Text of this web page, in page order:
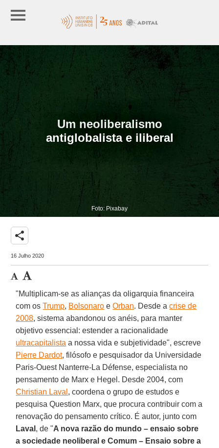
Um neoliberalismo
antiglobalista e iliberal
Foto: Pixabay
share
16 Julho 2020
"Multiplicam-se as alianças da oligarquia financeira
com osTrump, Bolsonaro eOrban. Desde a crise de
2008, sistema abandonou os anéis, para manter
objetivo essencial: estender a racionalidade
ultracapitalista a nossa vida e subjetividade", escreve
Pierre Dardot, filósofo e pesquisador da Universidade
Paris-Ouest Nanterre-La Défense, especialista no
pensamento de Marx e Hegel. Desde 2004, com
Christian Laval , coordena o grupo de estudos e
pesquisa Question Marx, que procura contribuir com a
renovação do pensamento crítico. É autor, junto com
Laval , de "A nova razão do mundo – ensaio sobre
a sociedade neoliberal e Comum – Ensaio sobre a